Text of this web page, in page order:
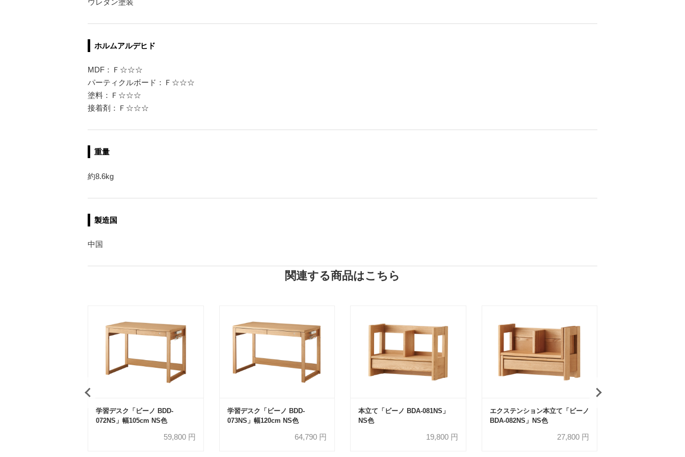
ウレタン塗装
ホルムアルデヒド
MDF：Ｆ☆☆☆
パーティクルボード：Ｆ☆☆☆
塗料：Ｆ☆☆☆
接着剤：Ｆ☆☆☆
重量
約8.6kg
製造国
中国
関連する商品はこちら
学習デスク「ビーノ BDD-
072NS」幅105cm NS色
59,800 円
学習デスク「ビーノ BDD-
073NS」幅120cm NS色
64,790 円
本立て「ビーノ BDA-081NS」
NS色
19,800 円
エクステンション本立て「ビーノ
BDA-082NS」NS色
27,800 円